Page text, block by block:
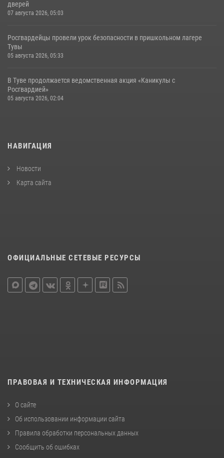
дверей
07 августа 2026, 05:03
Росгвардейцы провели урок безопасности в пришкольном лагере
Тувы
05 августа 2026, 05:33
В Туве продолжается ведомственная акция «Каникулы с
Росгвардией»
05 августа 2026, 02:04
НАВИГАЦИЯ
Новости
Карта сайта
ОФИЦИАЛЬНЫЕ СЕТЕВЫЕ РЕСУРСЫ
ПРАВОВАЯ И ТЕХНИЧЕСКАЯ ИНФОРМАЦИЯ
О сайте
Об использовании информации сайта
Правила обработки персональных данных
Сообщить об ошибках